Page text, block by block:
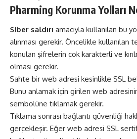
Pharming Korunma Yolları
Siber saldırı amacıyla kullanılan bu
alınması gerekir. Öncelikle kullanılan
konulan şifrelerin çok karakterli ve
olması gerekir.
Sahte bir web adresi kesinlikle SSL
Bunu anlamak için girilen web
sembolüne tıklamak gerekir.
Tıklama sonrası bağlantı güvenliği
gerçekleşir. Eğer web adresi SSL